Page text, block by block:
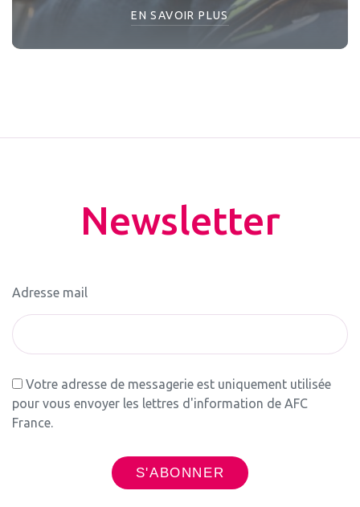
EN SAVOIR PLUS
Newsletter
Adresse mail
Votre adresse de messagerie est uniquement utilisée
pour vous envoyer les lettres d'information de AFC
France.